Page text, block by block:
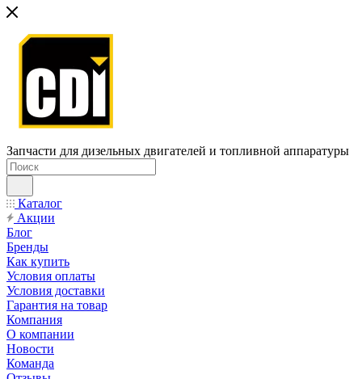
Запчасти для дизельных двигателей и топливной аппаратуры
Каталог
Акции
Блог
Бренды
Как купить
Условия оплаты
Условия доставки
Гарантия на товар
Компания
О компании
Новости
Команда